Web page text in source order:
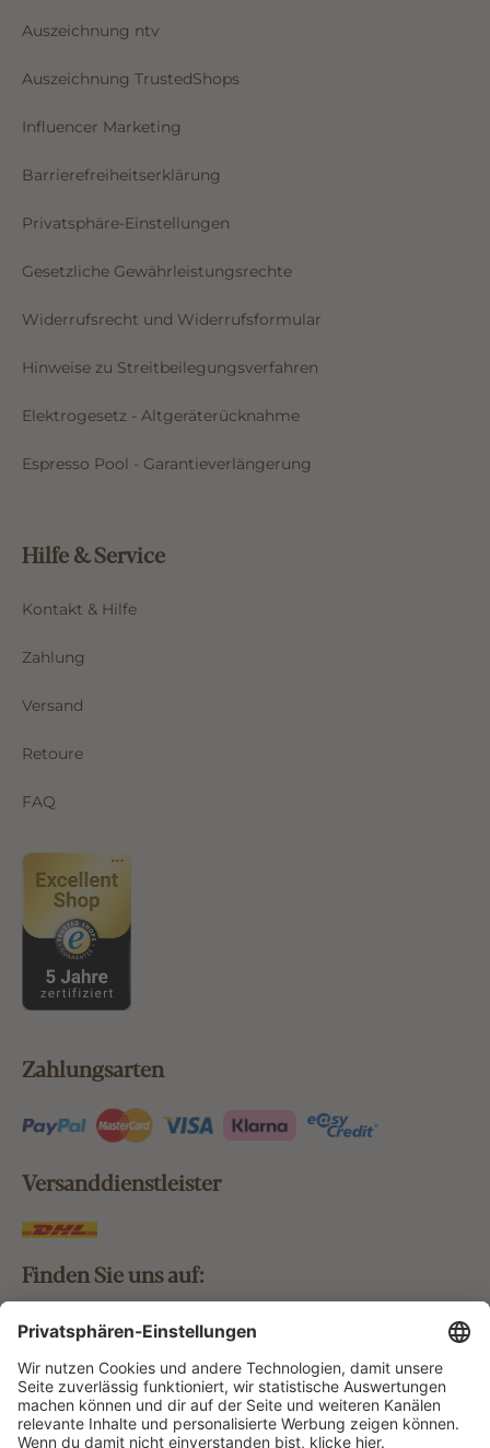
Auszeichnung ntv
Auszeichnung TrustedShops
Influencer Marketing
Barrierefreiheitserklärung
Privatsphäre-Einstellungen
Gesetzliche Gewährleistungsrechte
Widerrufsrecht und Widerrufsformular
Hinweise zu Streitbeilegungsverfahren
Elektrogesetz - Altgeräterücknahme
Espresso Pool - Garantieverlängerung
Hilfe & Service
Kontakt & Hilfe
Zahlung
Versand
Retoure
FAQ
Zahlungsarten
Versanddienstleister
Finden Sie uns auf:
Bestellung widerrufen
Vertrag widerrufen